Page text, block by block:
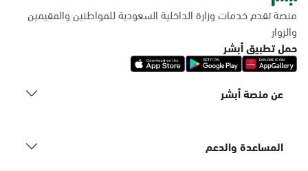
منصة تقدم خدمات وزارة الداخلية السعودية للمواطنين والمقيمين
والزوار
حمل تطبيق أبشر
عن منصة أبشر
المساعدة والدعم